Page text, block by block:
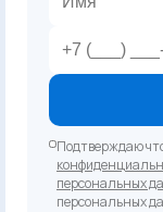
Подтверждаю
персональных
персональных